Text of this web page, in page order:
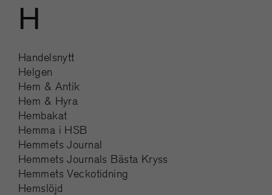
H
Handelsnytt
Helgen
Hem & Antik
Hem & Hyra
Hembakat
Hemma i HSB
Hemmets Journal
Hemmets Journals Bästa Kryss
Hemmets Veckotidning
Hemslöjd